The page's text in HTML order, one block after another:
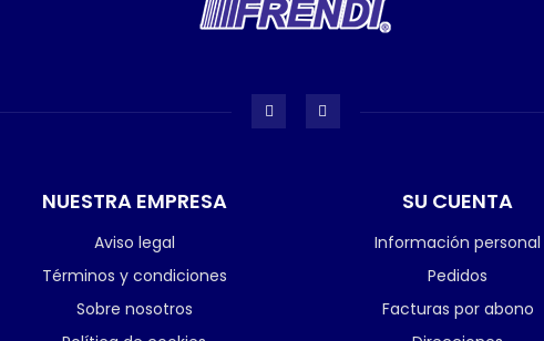
NUESTRA EMPRESA
Aviso legal
Términos y condiciones
Sobre nosotros
SU CUENTA
Información personal
Pedidos
Facturas por abono